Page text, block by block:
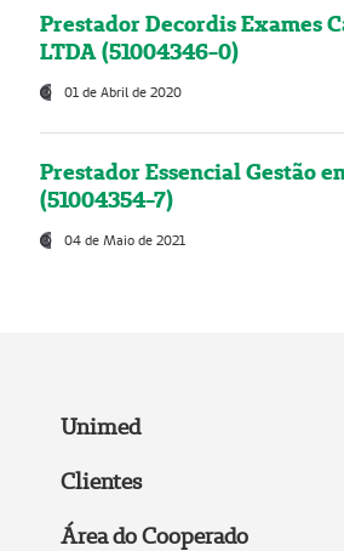
Prestador Decordis Exames
LTDA (51004346-0)
01 de Abril de 2020
Prestador Essencial Gestão
(51004354-7)
04 de Maio de 2021
Unimed
Clientes
Área do Cooperado